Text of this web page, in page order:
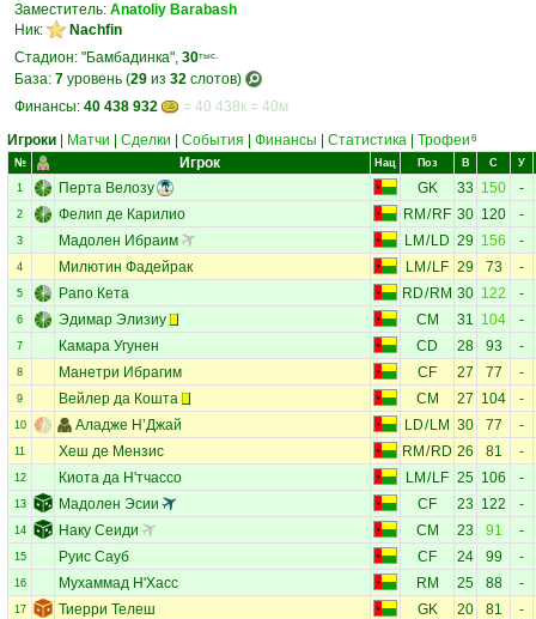
Заместитель: Anatoliy Barabash
Ник:
Nachfin
Стадион: "Бамбадинка", 30тыс.
База: 7 уровень (29 из 32 слотов)
Финансы: 40 438 932
= 40 438к = 40м
Игроки
Матчи Сделки События Финансы Статистика Трофеи 6
№ Игрок Нац Поз В С У
1 Перта Велозу GK 33 150 -
2 Фелип де Карилио RM / RF 30 120 -
3 Мадолен Ибраим LM / LD 29 156 -
4 Милютин Фадейрак LM / LF 29 73 -
5 Рапо Кета RD/ RM 30 122 -
6 Эдимар Элизиу CM 31 104 -
7 Камара Угунен CD 28 93 -
8 Манетри Ибрагим CF 27 77 -
9 Вейлер да Кошта CM 27 104 -
10 Аладже Н’Джай LD/ LM 30 77 -
11 Хеш де Мензис RM / RD 26 81 -
12 Киота да Н'тчассо LM / LF 25 106 -
13 Мадолен Эсии CF 23 122 -
14 Наку Сеиди CM 23 91 -
15 Руис Сауб CF 24 99 -
16 Мухаммад Н'Хасс RM 25 88 -
17 Тиерри Телеш GK 20 81 -